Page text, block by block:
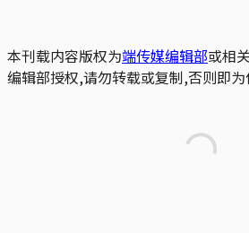
本刊载内容版权为端传媒编辑部或相
编辑部授权,请勿转载或复制,否则即为